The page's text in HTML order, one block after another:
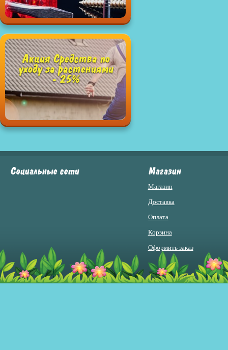
Акция Средства по
уходу за растениями
- 25%
Социальные сети Магазин
Магазин
Доставка
Оплата
Корзина
Оформить заказ